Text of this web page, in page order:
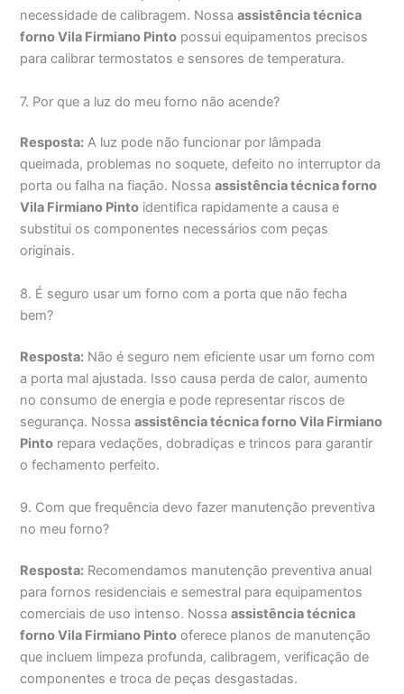
necessidade de calibragem. Nossaassistência técnica
forno Vila Firmiano Pinto possui equipamentos precisos
para calibrar termostatos e sensores de temperatura.
7. Por que a luz do meu forno não acende?
Resposta: A luz pode não funcionar por lâmpada
queimada, problemas no soquete, defeito no interruptor da
porta ou falha na fiação. Nossaassistência técnica forno
Vila Firmiano Pinto identifica rapidamente a causa e
substitui os componentes necessários com peças
originais.
8. É seguro usar um forno com a porta que não fecha
bem?
Resposta: Não é seguro nem eficiente usar um forno com
a porta mal ajustada. Isso causa perda de calor, aumento
no consumo de energia e pode representar riscos de
segurança. Nossaassistência técnica forno Vila Firmiano
Pinto repara vedações, dobradiças e trincos para garantir
o fechamento perfeito.
9. Com que frequência devo fazer manutenção preventiva
no meu forno?
Resposta: Recomendamos manutenção preventiva anual
para fornos residenciais e semestral para equipamentos
comerciais de uso intenso. Nossaassistência técnica
forno Vila Firmiano Pinto oferece planos de manutenção
que incluem limpeza profunda, calibragem, verificação de
componentes e troca de peças desgastadas.